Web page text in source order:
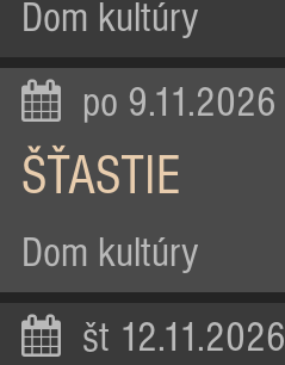
Dom kultúry
po 9.11.2026
ŠŤASTIE
Dom kultúry
št 12.11.2026